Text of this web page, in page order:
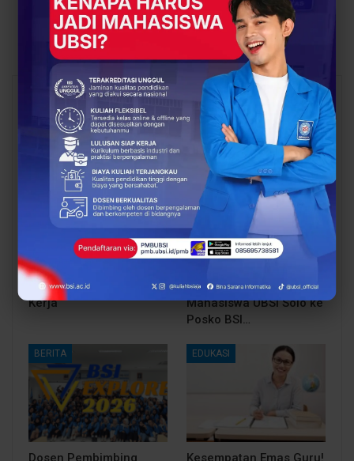
IT Siap Kerja di Era
Transformasi Digital
Profesional Bisnis yang
Kompetitif
All
You Might Also Like
BERITA
Proses Belajar di UBSI
yang Mendukung
Mahasiswa Lebih Siap
Kerja
BERITA
Dosen Pembimbing
Keberangkatan
Mahasiswa UBSI Solo ke
Posko BSI…
BERITA
Dosen Pembimbing
EDUKASI
Kesempatan Emas Guru!